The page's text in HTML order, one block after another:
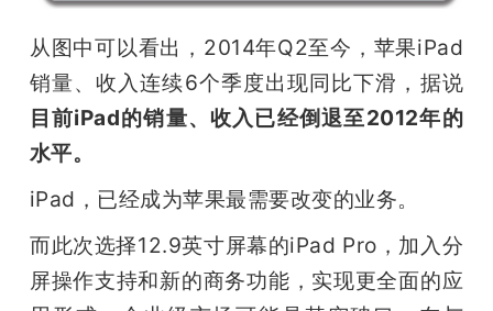
从图中可以看出，2014年Q2至今，苹果iPad
销量、收入连续6个季度出现同比下滑，据说
目前iPad的销量、收入已经倒退至2012年的
水平。
iPad，已经成为苹果最需要改变的业务。
而此次选择12.9英寸屏幕的iPad Pro，加入分
屏操作支持和新的商务功能，实现更全面的应